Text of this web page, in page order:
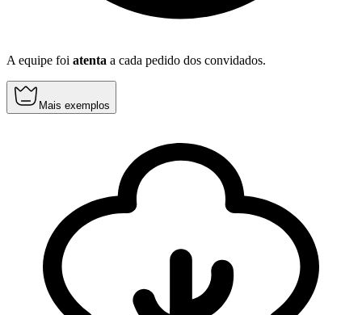
A equipe foi atenta a cada pedido dos convidados.
Mais exemplos